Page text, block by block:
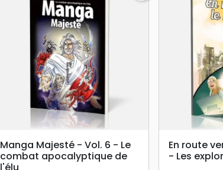
searchAPERÇU RAPIDE
Manga Majesté - Vol. 6 - Le
combat apocalyptique de
search
En route
- Les